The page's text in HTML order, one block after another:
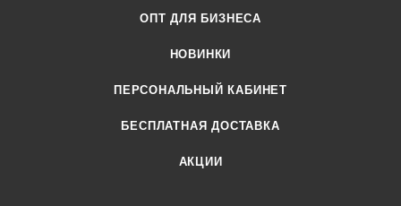
ОПТ ДЛЯ БИЗНЕСА
НОВИНКИ
ПЕРСОНАЛЬНЫЙ КАБИНЕТ
БЕСПЛАТНАЯ ДОСТАВКА
АКЦИИ